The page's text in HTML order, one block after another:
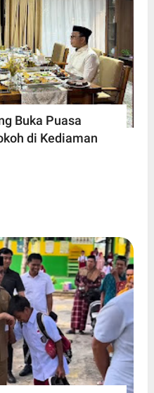
Buka Puasa
di Kediaman